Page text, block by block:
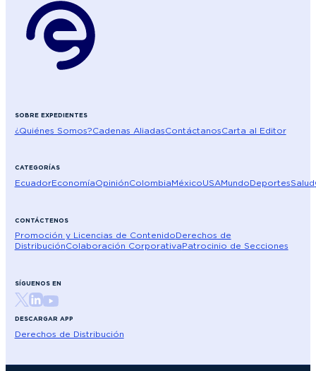
SOBRE EXPEDIENTES
¿Quiénes Somos?Cadenas AliadasContáctanosCarta al Editor
CATEGORÍAS
EcuadorEconomíaOpiniónColombiaMéxicoUSAMundoDeportesSalud
CONTÁCTENOS
Promoción y Licencias de ContenidoDerechos de
DistribuciónColaboración CorporativaPatrocinio de Secciones
SÍGUENOS EN
DESCARGAR APP
Derechos de Distribución